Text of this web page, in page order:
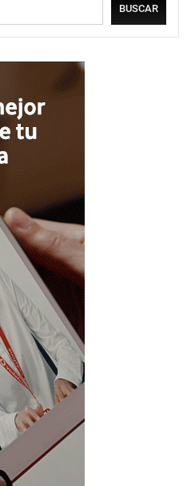
BUSCAR